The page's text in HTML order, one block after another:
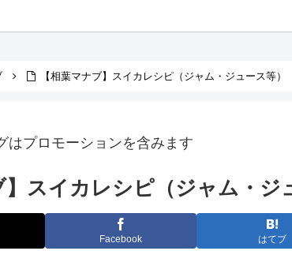
【相葉マナブ】スイカレシピ（ジャム・ジュース等）
はプロモーションを含みます
】スイカレシピ（ジャム・ジ
Facebook はてブ